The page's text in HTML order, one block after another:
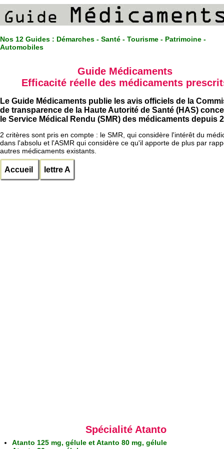
Nos 12 Guides : Démarches - Santé - Tourisme - Patrimoine -
Automobiles
Guide Médicaments
Efficacité réelle des médicaments
Le Guide Médicaments publie les avis officiels de la
de transparence de la Haute Autorité de Santé (HAS)
le Service Médical Rendu (SMR) des médicaments depuis
2 critères sont pris en compte : le SMR, qui considère l'intérêt du
dans l'absolu et l'ASMR qui considère ce qu'il apporte de plus par
autres médicaments existants.
Accueil lettre A
Spécialité Atanto
Atanto 125 mg, gélule et Atanto 80 mg, gélule